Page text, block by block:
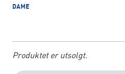
DAME
Produktet er utsolgt.